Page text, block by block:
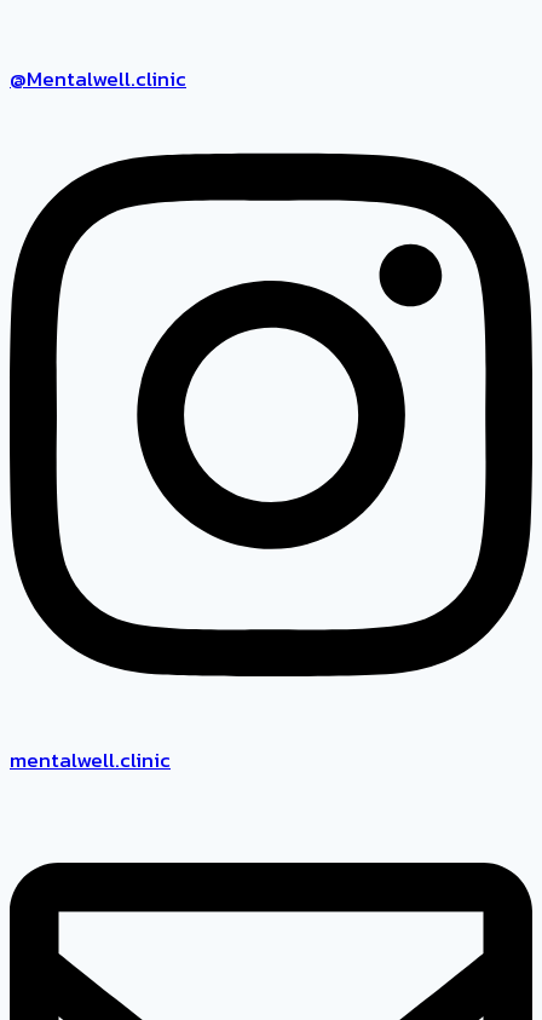
@Mentalwell.clinic
mentalwell.clinic